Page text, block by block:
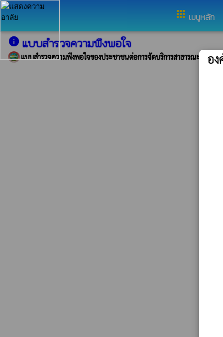
apps เมนูหลัก
อำเภอห้วยผึ้ง จังหวัดกาฬสินธ์ุ
info แบบสำรวจความพึงพอใจ
แบบสำรวจความพึงพอใจของประชาชนต่อการจัดบริการสาธารณะขององ
อ